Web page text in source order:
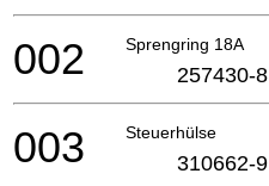
Sprengring 18A
002 257430-8
Steuerhülse
003 310662-9